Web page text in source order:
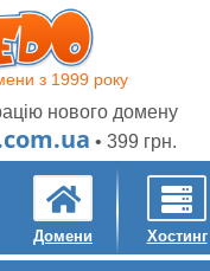
з 1999 року
нового домену
• 399 грн.
Домени Хостинг